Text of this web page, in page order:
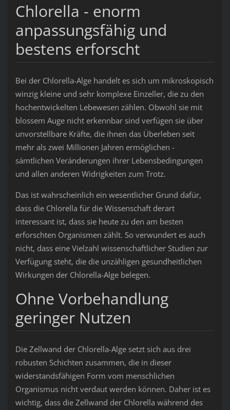
Chlorella - enorm
anpassungsfähig und
bestens erforscht
Bei der Chlorella-Alge handelt es sich um mikroskopisch
winzig kleine und sehr komplexe Einzeller, die zu den
hochentwickelten Lebewesen zählen. Obwohl sie mit
blossem Auge nicht erkennbar sind verfügen sie über
unvorstellbare Kräfte, die ihnen das Überleben seit
mehr als zwei Millionen Jahren ermöglichen -
sämtlichen Veränderungen ihrer Lebensbedingungen
und allen anderen Widrigkeiten zum Trotz.
Das ist wahrscheinlich ein wesentlicher Grund dafür,
dass die Chlorella für die Wissenschaft derart
interessant ist, dass sie heute zu den am besten
erforschten Organismen zählt. So verwundert es auch
nicht, dass eine Vielzahl wissenschaftlicher Studien zur
Verfügung steht, die die unzähligen gesundheitlichen
Wirkungen der Chlorella-Alge belegen.
Ohne Vorbehandlung
geringer Nutzen
Die Zellwand der Chlorella-Alge setzt sich aus drei
robusten Schichten zusammen, die in dieser
widerstandsfähigen Form vom menschlichen
Organismus nicht verdaut werden können. Daher ist es
wichtig, dass die Zellwand der Chlorella während des